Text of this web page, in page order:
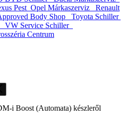
Pest Opel Márkaszerviz
Renault
Body Shop
Toyota Schiller
VW Service Schiller
Centrum
i Boost (Automata) készleről